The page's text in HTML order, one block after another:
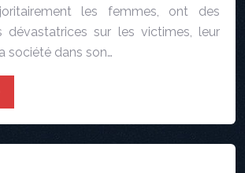
les femmes, ont des
dévastatrices sur les victimes, leur
société dans son…